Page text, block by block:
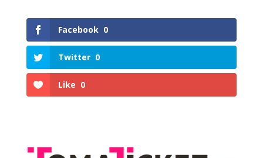
Facebook 0
Twitter 0
Like 0